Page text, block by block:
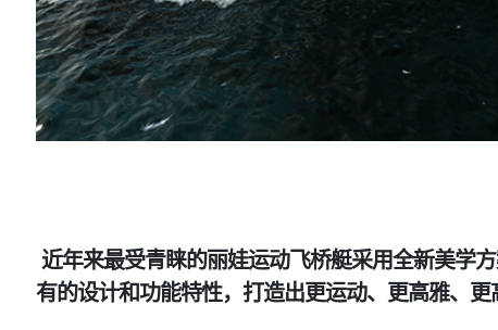
近年来最受青睐的丽娃运动飞桥艇采用全新美学
有的设计和功能特性，打造出更运动、更高雅、更